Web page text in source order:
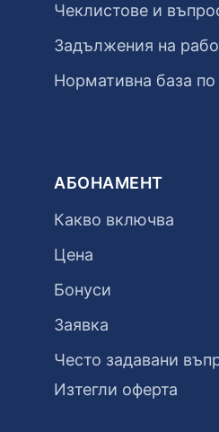
Чеклистове и
Задължения на
Нормативна база
АБОНАМЕНТ
Какво включва
Цена
Бонуси
Заявка
Често задавани
Изтегли оферта